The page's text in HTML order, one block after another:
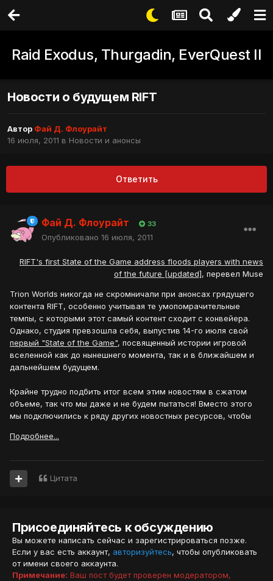
Raid Exodus, Thurgadin, EverQuest II
Новости о будущем RIFT
Автор Фай Д. Флоурайт
16 июля, 2011 в Новости и анонсы
Ответить
Фай Д. Флоурайт 33
Опубликовано 16 июля, 2011
RIFT's first State of the Game address floods players with news
of the future [updated], перевел Muse
Trion Worlds никогда не скромничали при анонсах грядущего
контента RIFT, особенно учитывая те умопомрачительные
темпы, с которыми этот самый контент сходит с конвейера.
Однако, студия превзошла себя, выпустив 14-го июля свой
первый "State of the Game", посвященный истории игровой
вселенной как до нынешнего момента, так и в ближайшем и
дальнейшем будущем.
Крайне трудно подбить итог всем этим новостям в сжатом
объеме, так что мы даже и не будем пытаться! Вместо этого
мы подключились к ряду других новостных ресурсов, чтобы
Подробнее...
Цитата
Присоединяйтесь к обсуждению
Вы можете написать сейчас и зарегистрироваться позже.
Если у вас есть аккаунт, авторизуйтесь, чтобы опубликовать
от имени своего аккаунта.
Примечание: Ваш пост будет проверен модератором,